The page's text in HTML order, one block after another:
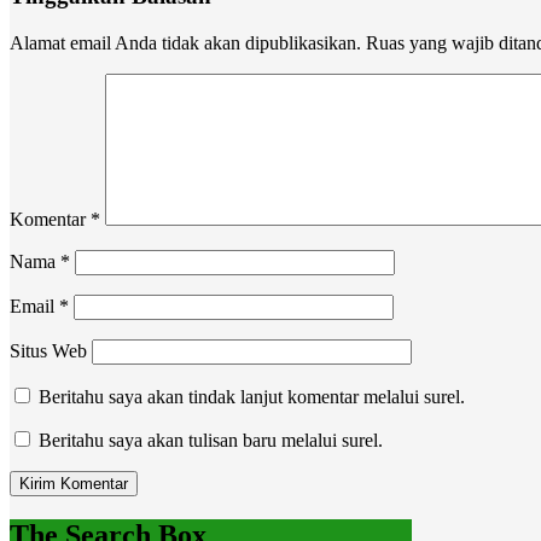
Alamat email Anda tidak akan dipublikasikan. Ruas yang wajib
Komentar *
Nama *
Email *
Situs Web
Beritahu saya akan tindak lanjut komentar melalui surel.
Beritahu saya akan tulisan baru melalui surel.